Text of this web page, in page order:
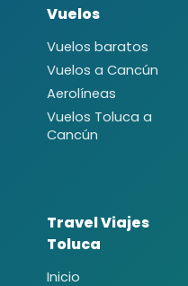
Vuelos
Vuelos baratos
Vuelos a Cancún
Aerolíneas
Vuelos Toluca a
Cancún
Travel Viajes
Toluca
Inicio